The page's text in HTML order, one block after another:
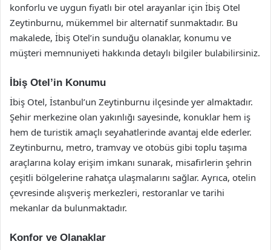
konforlu ve uygun fiyatlı bir otel arayanlar için İbiş Otel
Zeytinburnu, mükemmel bir alternatif sunmaktadır. Bu
makalede, İbiş Otel’in sunduğu olanaklar, konumu ve
müşteri memnuniyeti hakkında detaylı bilgiler bulabilirsiniz.
İbiş Otel’in Konumu
İbiş Otel, İstanbul’un Zeytinburnu ilçesinde yer almaktadır.
Şehir merkezine olan yakınlığı sayesinde, konuklar hem iş
hem de turistik amaçlı seyahatlerinde avantaj elde ederler.
Zeytinburnu, metro, tramvay ve otobüs gibi toplu taşıma
araçlarına kolay erişim imkanı sunarak, misafirlerin şehrin
çeşitli bölgelerine rahatça ulaşmalarını sağlar. Ayrıca, otelin
çevresinde alışveriş merkezleri, restoranlar ve tarihi
mekanlar da bulunmaktadır.
Konfor ve Olanaklar